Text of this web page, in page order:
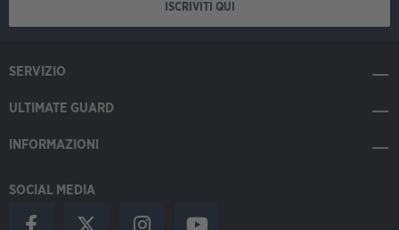
ISCRIVITI QUI
SERVIZIO
ULTIMATE GUARD
INFORMAZIONI
SOCIAL MEDIA